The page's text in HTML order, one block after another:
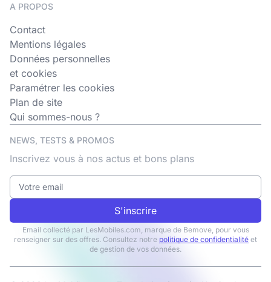
A PROPOS
Contact
Mentions légales
Données personnelles
et cookies
Paramétrer les cookies
Plan de site
Qui sommes-nous ?
NEWS, TESTS & PROMOS
Inscrivez vous à nos actus et bons plans
S'inscrire
Email collecté par LesMobiles.com, marque de Bemove, pour vous
renseigner sur des offres. Consultez notre politique de confidentialité et
de gestion de vos données.